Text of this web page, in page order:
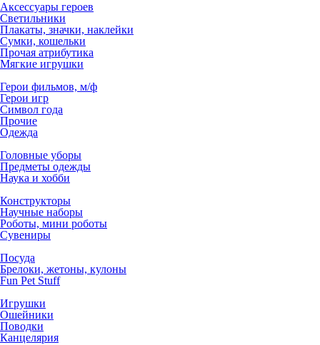
Аксессуары героев
Светильники
Плакаты, значки, наклейки
Сумки, кошельки
Прочая атрибутика
Мягкие игрушки
Герои фильмов, м/ф
Герои игр
Символ года
Прочие
Одежда
Головные уборы
Предметы одежды
Наука и хобби
Конструкторы
Научные наборы
Роботы, мини роботы
Сувениры
Посуда
Брелоки, жетоны, кулоны
Fun Pet Stuff
Игрушки
Ошейники
Поводки
Канцелярия